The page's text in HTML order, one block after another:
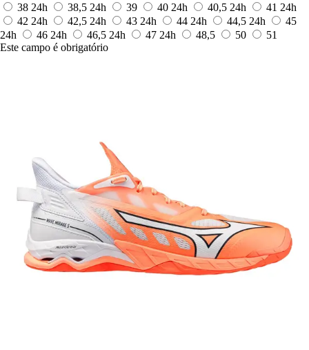
38 24h 38,5 24h 39 40 24h 40,5 24h 41 24h
42 24h 42,5 24h 43 24h 44 24h 44,5 24h
45
24h
46 24h 46,5 24h 47 24h 48,5 50
51
Este campo é obrigatório